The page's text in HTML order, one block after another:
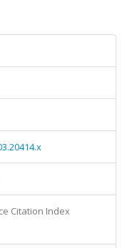
Citation Index